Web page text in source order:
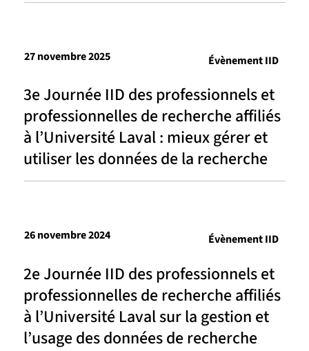
3e Journée IID des professionnels et
professionnelles de recherche affiliés
à l’Université Laval : mieux gérer et
utiliser les données de la recherche
27 novembre 2025 Évènement IID
2e Journée IID des professionnels et
professionnelles de recherche affiliés
à l’Université Laval sur la gestion et
l’usage des données de recherche
26 novembre 2024 Évènement IID